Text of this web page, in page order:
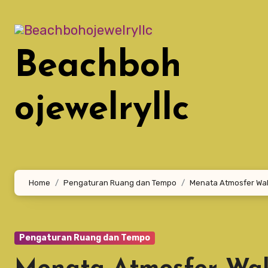
Beachboh
ojewelryllc
Home Pengaturan Ruang dan Tempo Menata Atmosfer
Pengaturan Ruang dan Tempo